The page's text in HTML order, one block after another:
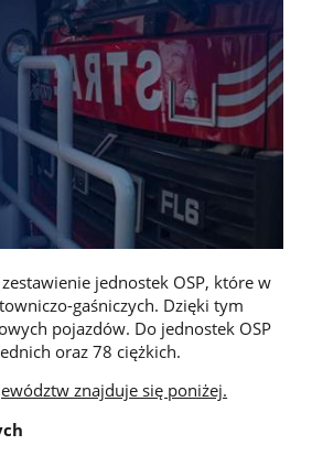
jednostek OSP, które w
gaśniczych. Dzięki tym
pojazdów. Do jednostek OSP
oraz 78 ciężkich.
znajduje się poniżej.